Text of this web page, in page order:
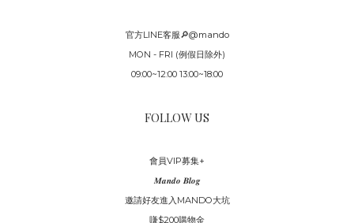
官方LINE客服🔎@mando
MON - FRI (例假日除外)
09:00~12:00 13:00~18:00
FOLLOW US
會員VIP募集+
𝑴𝒂𝒏𝒅𝒐 𝑩𝒍𝒐𝒈
邀請好友進入MANDO大坑
賺$200購物金